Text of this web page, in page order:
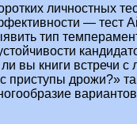
личностных
— тест
тип
вы книги встречи
приступы дрожи?»